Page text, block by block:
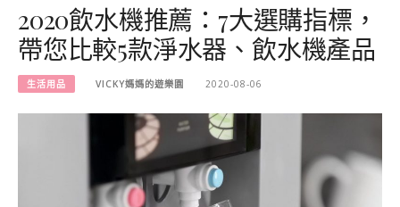
2020飲水機推薦：7大選購指標，
帶您比較5款淨水器、飲水機產品
生活用品 VICKY媽媽的遊樂園 2020-08-06